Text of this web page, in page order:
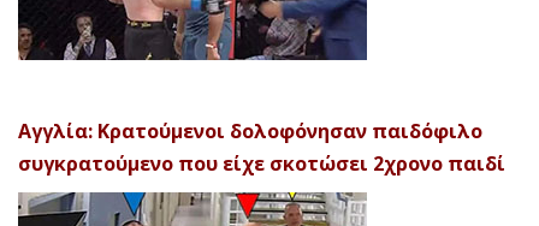
Αγγλία: Κρατούμενοι δολοφόνησαν παιδόφιλο
συγκρατούμενο που είχε σκοτώσει 2χρονο παιδί